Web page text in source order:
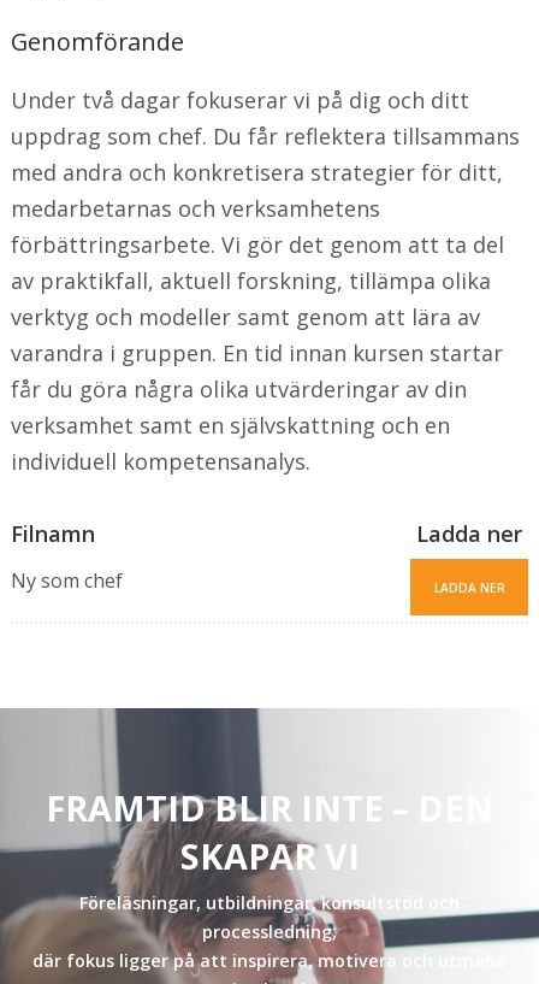
Genomförande
Under två dagar fokuserar vi på dig och ditt
uppdrag som chef. Du får reflektera tillsammans
med andra och konkretisera strategier för ditt,
medarbetarnas och verksamhetens
förbättringsarbete. Vi gör det genom att ta del
av praktikfall, aktuell forskning, tillämpa olika
verktyg och modeller samt genom att lära av
varandra i gruppen. En tid innan kursen startar
får du göra några olika utvärderingar av din
verksamhet samt en självskattning och en
individuell kompetensanalys.
Filnamn Ladda ner
Ny som chef LADDA NER
FRAMTID BLIR INTE – DEN
SKAPAR VI
Föreläsningar, utbildningar, konsultstöd och
processledning,
där fokus ligger på att inspirera, motivera och utmana